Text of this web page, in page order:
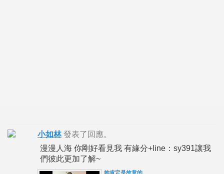
小如林 發表了回應。
漫漫人海 你剛好看見我 有緣分+line：sy391讓我
們彼此更加了解~
她肯定是故意的